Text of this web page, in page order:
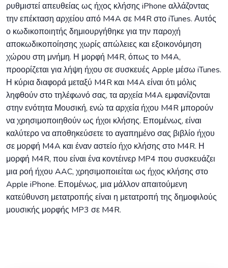
ρυθμιστεί απευθείας ως ήχος κλήσης iPhone αλλάζοντας
την επέκταση αρχείου από M4A σε M4R στο iTunes. Αυτός
ο κωδικοποιητής δημιουργήθηκε για την παροχή
αποκωδικοποίησης χωρίς απώλειες και εξοικονόμηση
χώρου στη μνήμη. Η μορφή M4R, όπως το M4A,
προορίζεται για λήψη ήχου σε συσκευές Apple μέσω iTunes.
Η κύρια διαφορά μεταξύ M4R και M4A είναι ότι μόλις
ληφθούν στο τηλέφωνό σας, τα αρχεία M4A εμφανίζονται
στην ενότητα Μουσική, ενώ τα αρχεία ήχου M4R μπορούν
να χρησιμοποιηθούν ως ήχοι κλήσης. Επομένως, είναι
καλύτερο να αποθηκεύσετε το αγαπημένο σας βιβλίο ήχου
σε μορφή M4A και έναν αστείο ήχο κλήσης στο M4R. Η
μορφή M4R, που είναι ένα κοντέινερ MP4 που συσκευάζει
μια ροή ήχου AAC, χρησιμοποιείται ως ήχος κλήσης στο
Apple iPhone. Επομένως, μια μάλλον απαιτούμενη
κατεύθυνση μετατροπής είναι η μετατροπή της δημοφιλούς
μουσικής μορφής MP3 σε M4R.